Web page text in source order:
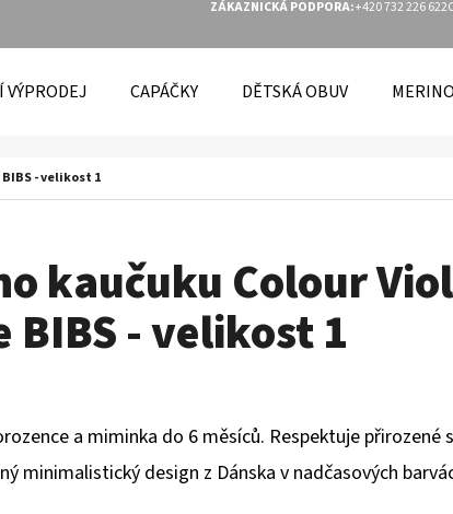
ZÁKAZNICKÁ PODPORA:+420 732 226 622
VÝPRODEJ CAPÁČKY DĚTSKÁ OBUV MERINO
- velikost 1
kaučuku Colour
BIBS - velikost 1
a miminka do 6 měsíců. Respektuje přirozené
minimalistický design z Dánska v nadčasových